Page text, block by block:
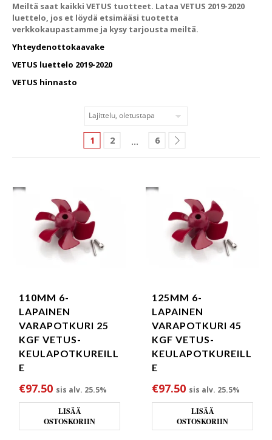
Meiltä saat kaikki VETUS tuotteet. Lataa VETUS 2019-2020
luettelo, jos et löydä etsimääsi tuotetta
verkkokaupastamme ja kysy tarjousta meiltä.
Yhteydenottokaavake
VETUS luettelo 2019-2020
VETUS hinnasto
1 2 … 6
110MM 6-
LAPAINEN
VARAPOTKURI 25
KGF VETUS-
KEULAPOTKUREILL
E
€97.50 sis alv. 25.5%
LISÄÄ
OSTOSKORIIN
125MM 6-
LAPAINEN
VARAPOTKURI 45
KGF VETUS-
KEULAPOTKUREILL
E
€97.50 sis alv. 25.5%
LISÄÄ
OSTOSKORIIN